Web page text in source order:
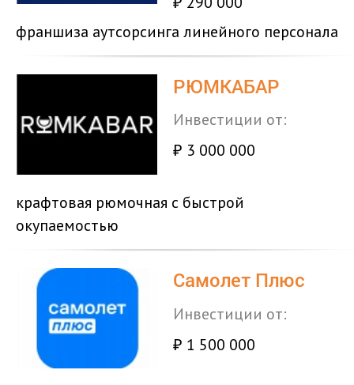
₽
франшиза аутсорсинга линейного персонала
РЮМКАБАР
Инвестиции от:
₽ 3 000 000
крафтовая рюмочная с быстрой
окупаемостью
Самолет Плюс
Инвестиции от:
₽ 1 500 000